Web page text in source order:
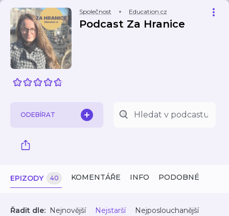
Společnost Education.cz
Podcast Za Hranice
ODEBÍRAT
EPIZODY 40 KOMENTÁŘE INFO PODOBNÉ
Řadit dle: Nejnovější Nejstarší Nejposlouchanější